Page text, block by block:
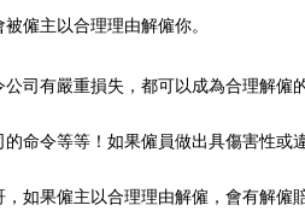
僱主以合理理由解僱你。
司有嚴重損失，都可以成為合理解僱
命令等等！如果僱員做出具傷害性或
如果僱主以合理理由解僱，會有解僱